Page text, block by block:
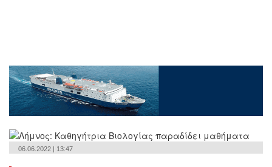
06.06.2022 | 13:47